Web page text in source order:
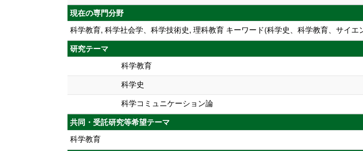
現在の専門分野
科学教育, 科学社会学、科学技術史, 理科教育 キーワード(科学史、科学教育、サイ
研究テーマ
科学教育
科学史
科学コミュニケーション論
共同・受託研究等希望テーマ
科学教育